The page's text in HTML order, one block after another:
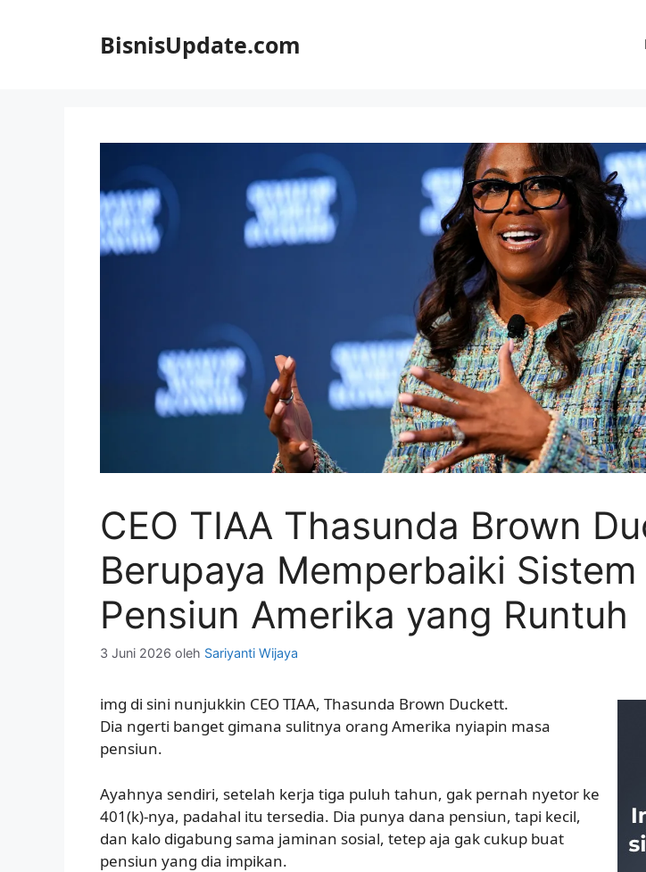
BisnisUpdate.com
CEO TIAA Thasunda Brown
Berupaya Memperbaiki Sistem
Pensiun Amerika yang Runtuh
3 Juni 2026 oleh Sariyanti Wijaya
img di sini nunjukkin CEO TIAA, Thasunda Brown Duckett.
Dia ngerti banget gimana sulitnya orang Amerika nyiapin masa
pensiun.
Ayahnya sendiri, setelah kerja tiga puluh tahun, gak pernah nyetor ke
401(k)-nya, padahal itu tersedia. Dia punya dana pensiun, tapi kecil,
dan kalo digabung sama jaminan sosial, tetep aja gak cukup buat
pensiun yang dia impikan.